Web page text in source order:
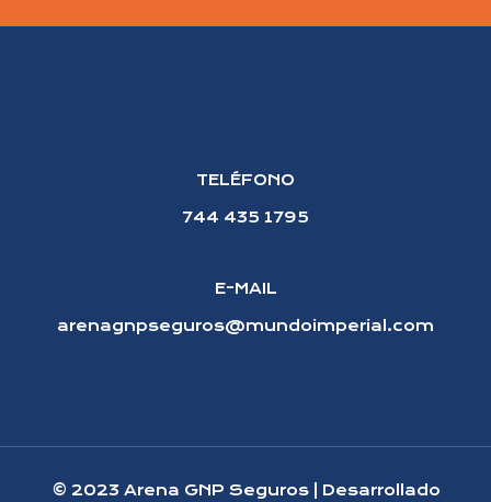
TELÉFONO
744 435 1795
E-MAIL
arenagnpseguros@mundoimperial.com
© 2023 Arena GNP Seguros | Desarrollado